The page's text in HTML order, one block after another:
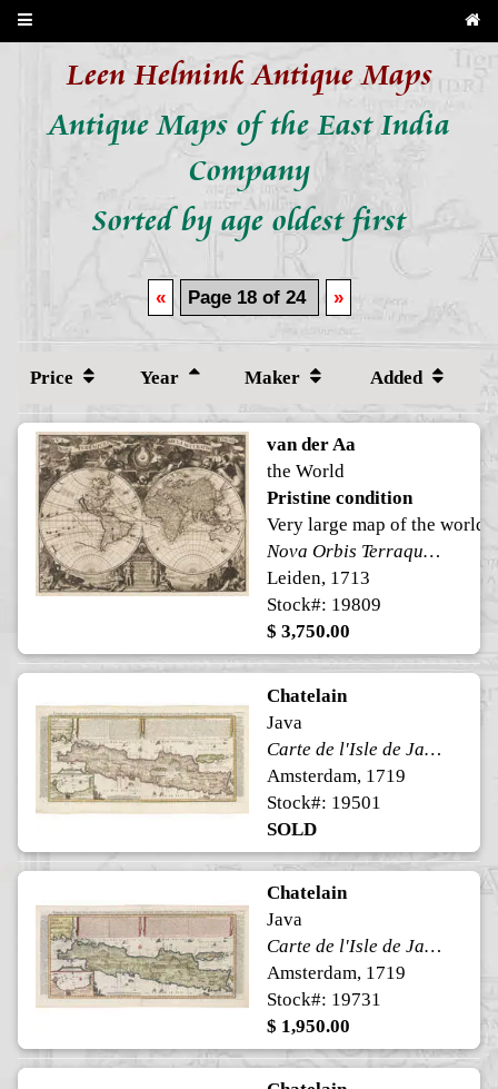
Leen Helmink Antique Maps
Antique Maps of the East India
Company
Sorted by age oldest first
« Page 18 of 24 »
Price Year Maker Added
van der Aa
the World
Pristine condition
Very large map of the world
Nova Orbis Terraquei Tabula Accuratissima Delineata
Leiden, 1713
Stock#: 19809
$ 3,750.00
Chatelain
Java
Carte de l'Isle de Java Partie Occidentale, Partie Orientale
Amsterdam, 1719
Stock#: 19501
SOLD
Chatelain
Java
Carte de l'Isle de Java Partie Occidentale, Partie Orientale
Amsterdam, 1719
Stock#: 19731
$ 1,950.00